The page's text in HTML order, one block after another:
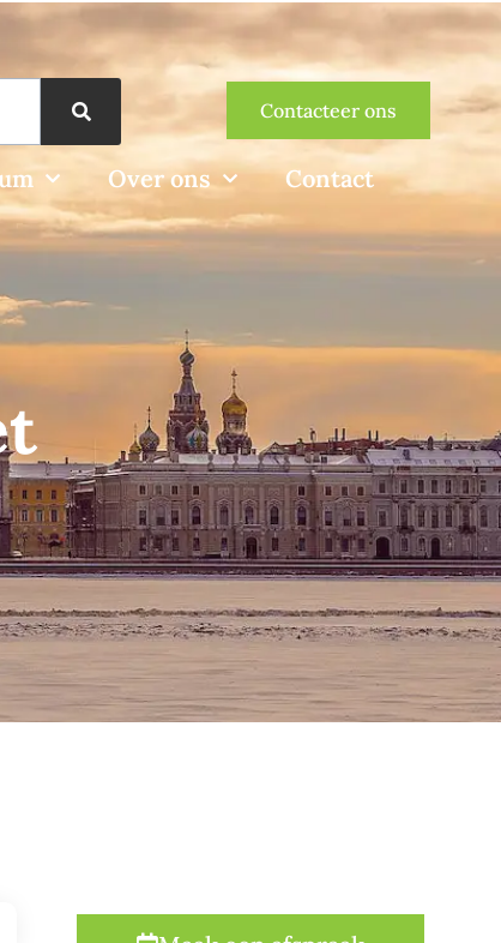
Contacteer ons
Over ons Contact